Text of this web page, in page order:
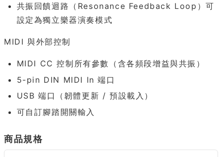
共振回饋迴路（Resonance Feedback Loop）可
設定為獨立樂器演奏模式
MIDI 與外部控制
MIDI CC 控制所有參數（含各頻段增益與共振）
5-pin DIN MIDI In 端口
USB 端口（韌體更新 / 預設載入）
可自訂腳踏開關輸入
商品規格